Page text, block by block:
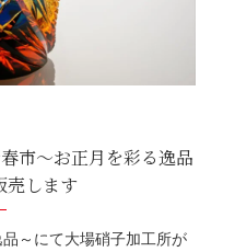
市～お正月を彩る逸品
売します
～にて大場硝子加工所が